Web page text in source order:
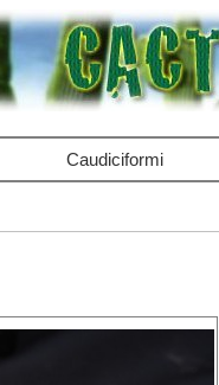
Caudiciformi